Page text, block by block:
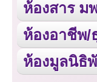
ห้องสาร ม
ห้องอาชีพ/
ห้องมูลนิธิ